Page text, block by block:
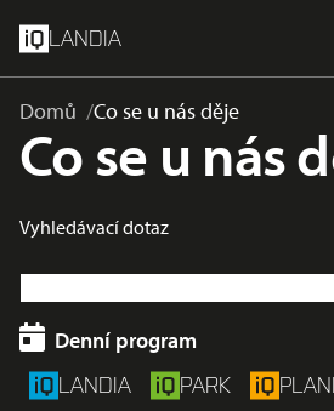
LANDIA
Domů Co se u nás děje
Co se u nás
Vyhledávací dotaz
Denní program
LANDIA PARK